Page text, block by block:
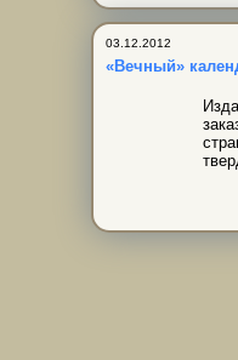
03.12.2012
«Вечный»